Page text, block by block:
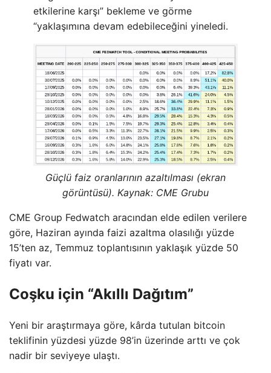
etkilerine karşı” bekleme ve görme
“yaklaşımına devam edebileceğini yineledi.
Güçlü faiz oranlarının azaltılması (ekran
görüntüsü). Kaynak: CME Grubu
CME Group Fedwatch aracından elde edilen verilere
göre, Haziran ayında faizi azaltma olasılığı yüzde
15’ten az, Temmuz toplantısının yaklaşık yüzde 50
fiyatı var.
Coşku için “Akıllı Dağıtım”
Yeni bir araştırmaya göre, kârda tutulan bitcoin
teklifinin yüzdesi yüzde 98’in üzerinde arttı ve çok
nadir bir seviyeye ulaştı.